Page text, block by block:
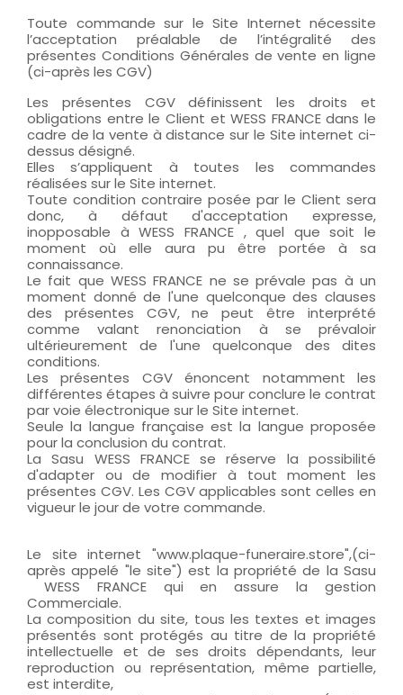
Toute commande sur le Site Internet nécessite
l’acceptation préalable de l’intégralité des
présentes Conditions Générales de vente en ligne
(ci-après les CGV)
Les présentes CGV définissent les droits et
obligations entre le Client et WESS FRANCE dans le
cadre de la vente à distance sur le Site internet ci-
dessus désigné.
Elles s’appliquent à toutes les commandes
réalisées sur le Site internet.
Toute condition contraire posée par le Client sera
donc, à défaut d'acceptation expresse,
inopposable à WESS FRANCE , quel que soit le
moment où elle aura pu être portée à sa
connaissance.
Le fait que WESS FRANCE ne se prévale pas à un
moment donné de l'une quelconque des clauses
des présentes CGV, ne peut être interprété
comme valant renonciation à se prévaloir
ultérieurement de l'une quelconque des dites
conditions.
Les présentes CGV énoncent notamment les
différentes étapes à suivre pour conclure le contrat
par voie électronique sur le Site internet.
Seule la langue française est la langue proposée
pour la conclusion du contrat.
La Sasu WESS FRANCE se réserve la possibilité
d'adapter ou de modifier à tout moment les
présentes CGV. Les CGV applicables sont celles en
vigueur le jour de votre commande.
Le site internet "www.plaque-funeraire.store",(ci-
après appelé "le site") est la propriété de la Sasu
WESS FRANCE qui en assure la gestion
Commerciale.
La composition du site, tous les textes et images
présentés sont protégés au titre de la propriété
intellectuelle et de ses droits dépendants, leur
reproduction ou représentation, même partielle,
est interdite,